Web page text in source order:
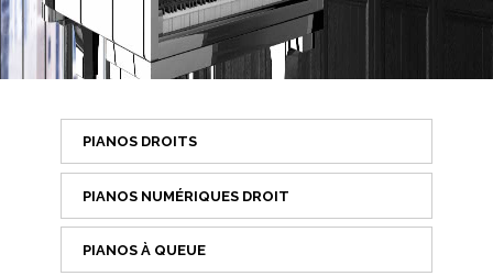
PIANOS DROITS
PIANOS NUMÉRIQUES DROIT
PIANOS À QUEUE